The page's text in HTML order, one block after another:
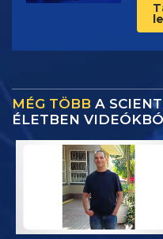
MÉG TÖBB A
ÉLETBEN